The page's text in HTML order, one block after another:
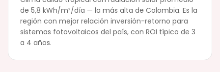
de 5,8 kWh/m²/día — la más alta de Colombia. Es la
región con mejor relación inversión-retorno para
sistemas fotovoltaicos del país, con ROI típico de 3
a 4 años.